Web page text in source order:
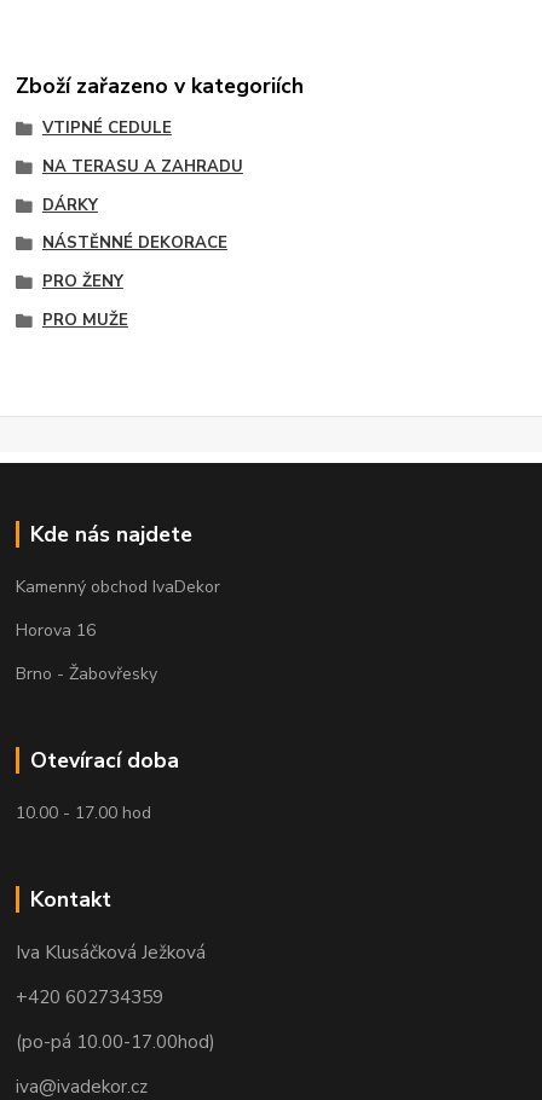
Zboží zařazeno v kategoriích
VTIPNÉ CEDULE
NA TERASU A ZAHRADU
DÁRKY
NÁSTĚNNÉ DEKORACE
PRO ŽENY
PRO MUŽE
Kde nás najdete
Kamenný obchod IvaDekor
Horova 16
Brno - Žabovřesky
Otevírací doba
10.00 - 17.00 hod
Kontakt
Iva Klusáčková Ježková
+420 602734359
(po-pá 10.00-17.00hod)
iva@ivadekor.cz